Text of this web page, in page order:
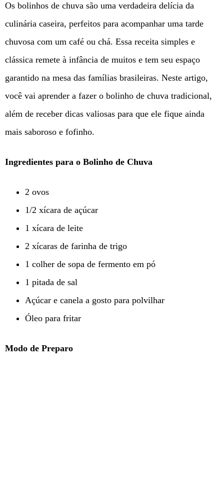
Os bolinhos de chuva são uma verdadeira delícia da
culinária caseira, perfeitos para acompanhar uma tarde
chuvosa com um café ou chá. Essa receita simples e
clássica remete à infância de muitos e tem seu espaço
garantido na mesa das famílias brasileiras. Neste artigo,
você vai aprender a fazer o bolinho de chuva tradicional,
além de receber dicas valiosas para que ele fique ainda
mais saboroso e fofinho.
Ingredientes para o Bolinho de Chuva
2 ovos
1/2 xícara de açúcar
1 xícara de leite
2 xícaras de farinha de trigo
1 colher de sopa de fermento em pó
1 pitada de sal
Açúcar e canela a gosto para polvilhar
Óleo para fritar
Modo de Preparo